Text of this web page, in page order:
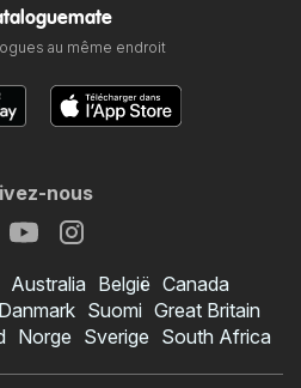
au même endroit
nous
Australia België Canada
Danmark Suomi Great Britain
Norge Sverige South Africa